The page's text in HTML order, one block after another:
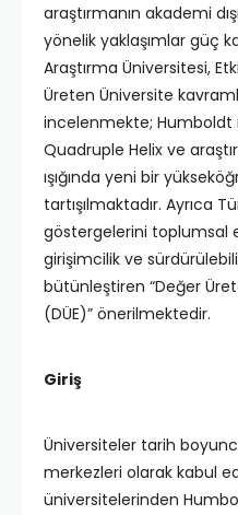
araştırmanın akademi
yönelik yaklaşımlar güç
Araştırma Üniversitesi,
Üreten Üniversite
incelenmekte; Humboldt
Quadruple Helix ve
ışığında yeni bir
tartışılmaktadır. Ayrıca
göstergelerini toplumsal
girişimcilik ve
bütünleştiren “Değer
(DÜE)” önerilmektedir.
Giriş
Üniversiteler tarih
merkezleri olarak kabul
üniversitelerinden